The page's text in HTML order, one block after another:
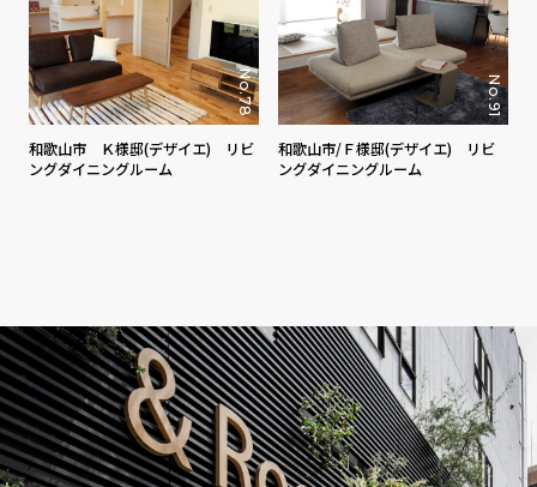
No.78
和歌山市 Ｋ様邸(デザイエ) リビ
ングダイニングルーム
No.91
和歌山市/Ｆ様邸(デザイエ) リビ
ングダイニングルーム